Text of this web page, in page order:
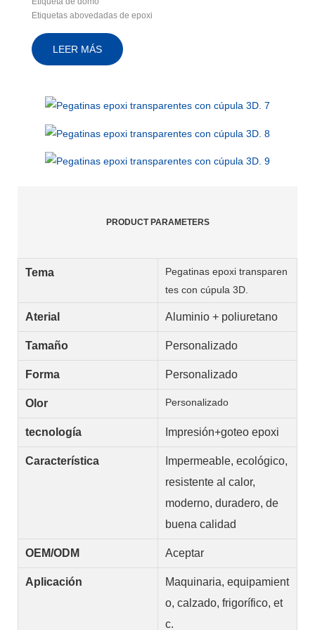
Etiquetas abovedadas de epoxi
PRODUCT PARAMETERS
Tema
Pegatinas epoxi transparen
tes con cúpula 3D.
Aterial Aluminio + poliuretano
Tamaño Personalizado
Forma Personalizado
Olor Personalizado
tecnología Impresión+goteo epoxi
Característica
Impermeable, ecológico,
resistente al calor,
moderno, duradero, de
buena calidad
OEM/ODM Aceptar
Aplicación
Maquinaria, equipamient
o, calzado, frigorífico, et
c.